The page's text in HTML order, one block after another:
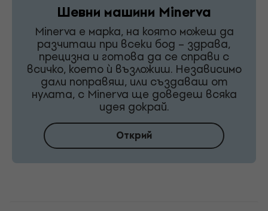
Шевни машини Minerva
Minerva е марка, на която можеш да
разчиташ при всеки бод – здрава,
прецизна и готова да се справи с
всичко, което ѝ възложиш. Независимо
дали поправяш, или създаваш от
нулата, с Minerva ще доведеш всяка
идея докрай.
Открий